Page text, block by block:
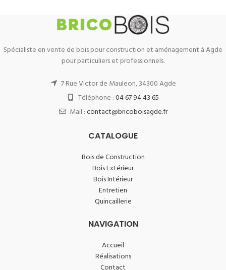
Spécialiste en vente de bois pour construction et aménagement à Agde
pour particuliers et professionnels.
7 Rue Victor de Mauleon, 34300 Agde
Téléphone :04 67 94 43 65
Mail :contact@bricoboisagde.fr
CATALOGUE
Bois de Construction
Bois Extérieur
Bois Intérieur
Entretien
Quincaillerie
NAVIGATION
Accueil
Réalisations